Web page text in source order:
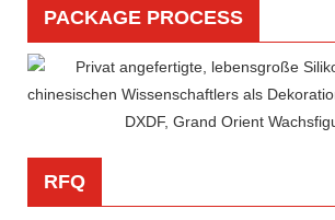
PACKAGE PROCESS
RFQ